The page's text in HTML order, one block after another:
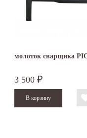
молоток сварщика
3 500 ₽